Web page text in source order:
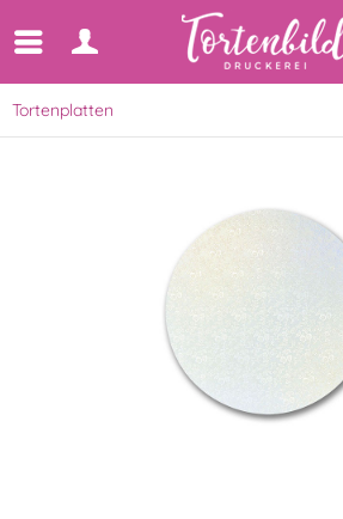
Tortenplatten